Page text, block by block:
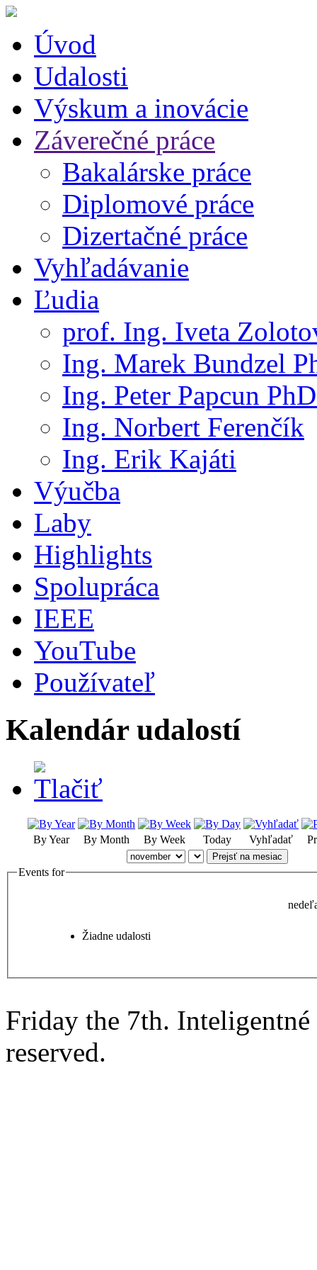
Úvod
Udalosti
Výskum a inovácie
Záverečné práce
Bakalárske práce
Diplomové práce
Dizertačné práce
Vyhľadávanie
Ľudia
prof. Ing. Iveta
Ing. Marek Bundzel
Ing. Peter Papcun
Ing. Norbert Ferenčík
Ing. Erik Kajáti
Výučba
Laby
Highlights
Spolupráca
IEEE
YouTube
Používateľ
Kalendár udalostí
By Year By Month By Week Today Vyhľadať
Prejsť na mesiac
Events for
Žiadne udalosti
Friday the 7th.
reserved.